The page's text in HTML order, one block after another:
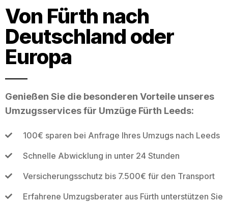
Von Fürth nach
Deutschland oder
Europa
Genießen Sie die besonderen Vorteile unseres
Umzugsservices für Umzüge Fürth Leeds:
100€ sparen bei Anfrage Ihres Umzugs nach Leeds
Schnelle Abwicklung in unter 24 Stunden
Versicherungsschutz bis 7.500€ für den Transport
Erfahrene Umzugsberater aus Fürth unterstützen Sie